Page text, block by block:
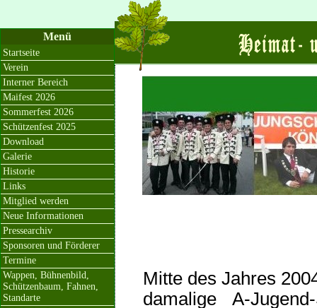
Mitte des Jahres
damalige A­-
Menü
Startseite
Verein
Interner Bereich
Maifest 2026
Sommerfest 2026
Schützenfest 2025
Download
Galerie
Historie
Links
Mitglied werden
Neue Informationen
Pressearchiv
Sponsoren und Förderer
Termine
Wappen, Bühnenbild,
Schützenbaum, Fahnen,
Standarte